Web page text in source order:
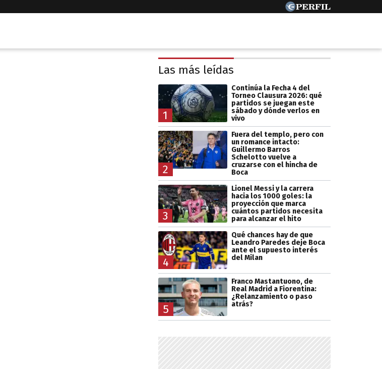
Las más leídas
1
Continúa la Fecha 4 del
Torneo Clausura 2026: qué
partidos se juegan este
sábado y dónde verlos en
vivo
2
Fuera del templo, pero con
un romance intacto:
Guillermo Barros
Schelotto vuelve a
cruzarse con el hincha de
Boca
3
Lionel Messi y la carrera
hacia los 1000 goles: la
proyección que marca
cuántos partidos necesita
para alcanzar el hito
4
Qué chances hay de que
Leandro Paredes deje Boca
ante el supuesto interés
del Milan
5
Franco Mastantuono, de
Real Madrid a Fiorentina:
¿Relanzamiento o paso
atrás?